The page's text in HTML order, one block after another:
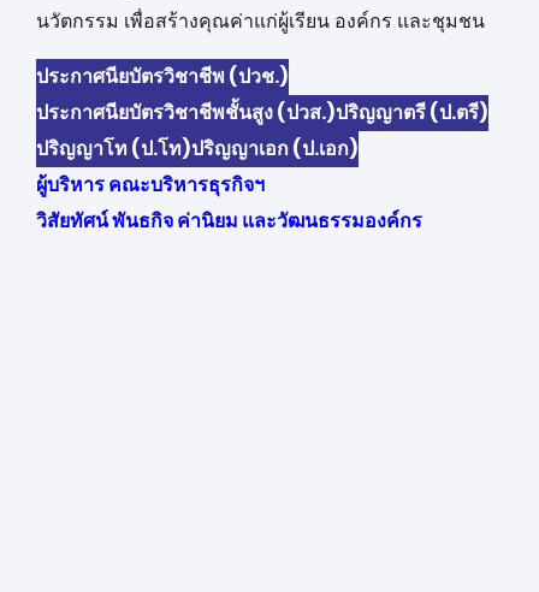
นวัตกรรม เพื่อสร้างคุณค่าแก่ผู้เรียน องค์กร และชุมชน
ประกาศนียบัตรวิชาชีพ (ปวช.)
ประกาศนียบัตรวิชาชีพชั้นสูง (ปวส.)ปริญญาตรี (ป.ตรี)
ปริญญาโท (ป.โท)ปริญญาเอก (ป.เอก)
ผู้บริหาร คณะบริหารธุรกิจฯ
วิสัยทัศน์ พันธกิจ ค่านิยม และวัฒนธรรมองค์กร